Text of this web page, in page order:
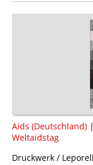
Aids (Deutschland) |
Weltaidstag
Druckwerk /